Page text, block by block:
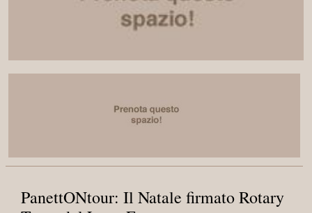
PanettONtour: Il Natale firmato Rotary